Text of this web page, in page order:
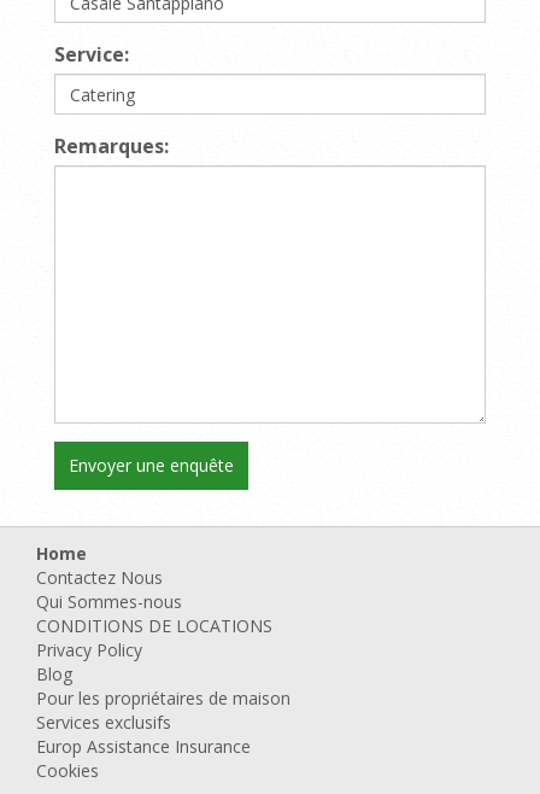
Service:
Remarques:
Home
Contactez Nous
Qui Sommes-nous
CONDITIONS DE LOCATIONS
Privacy Policy
Blog
Pour les propriétaires de maison
Services exclusifs
Europ Assistance Insurance
Cookies